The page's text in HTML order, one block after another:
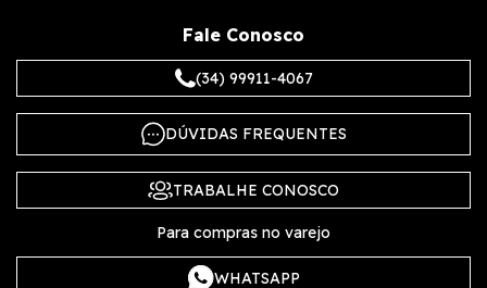
Fale Conosco
(34) 99911-4067
DÚVIDAS FREQUENTES
TRABALHE CONOSCO
Para compras no varejo
WHATSAPP